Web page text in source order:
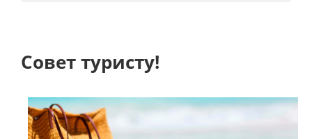
Совет туристу!